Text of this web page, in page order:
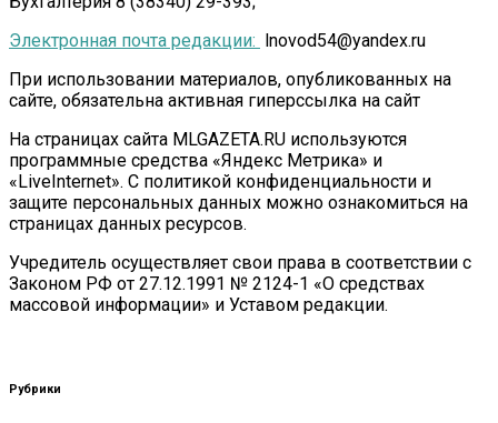
Электронная почта редакции:
lnovod54@yandex.ru
При использовании материалов, опубликованных на
сайте, обязательна активная гиперссылка на сайт
На страницах сайта MLGAZETA.RU используются
программные средства «Яндекс Метрика» и
«LiveInternet». С политикой конфиденциальности и
защите персональных данных можно ознакомиться на
страницах данных ресурсов.
Учредитель осуществляет свои права в соответствии с
Законом РФ от 27.12.1991 № 2124-1 «О средствах
массовой информации» и Уставом редакции.
Рубрики